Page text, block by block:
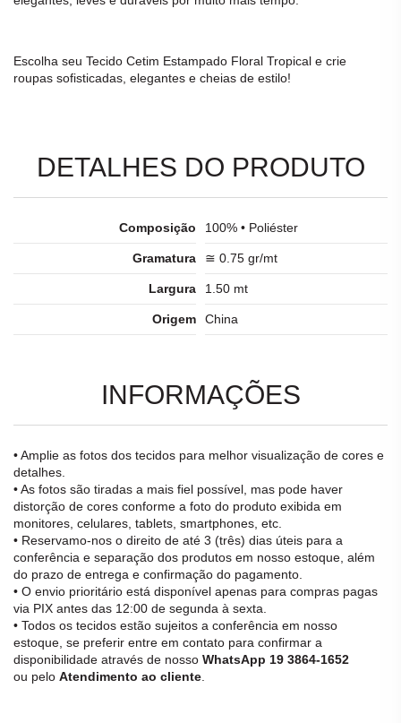
Escolha seu Tecido Cetim Estampado Floral Tropical e crie
roupas sofisticadas, elegantes e cheias de estilo!
DETALHES DO PRODUTO
Composição 100% • Poliéster
Gramatura ≅ 0.75 gr/mt
Largura 1.50 mt
Origem China
INFORMAÇÕES
• Amplie as fotos dos tecidos para melhor visualização de cores e
detalhes.
• As fotos são tiradas a mais fiel possível, mas pode haver
distorção de cores conforme a foto do produto exibida em
monitores, celulares, tablets, smartphones, etc.
• Reservamo-nos o direito de até 3 (três) dias úteis para a
conferência e separação dos produtos em nosso estoque, além
do prazo de entrega e confirmação do pagamento.
• O envio prioritário está disponível apenas para compras pagas
via PIX antes das 12:00 de segunda à sexta.
• Todos os tecidos estão sujeitos a conferência em nosso
estoque, se preferir entre em contato para confirmar a
disponibilidade através de nosso WhatsApp 19 3864-1652
ou pelo Atendimento ao cliente